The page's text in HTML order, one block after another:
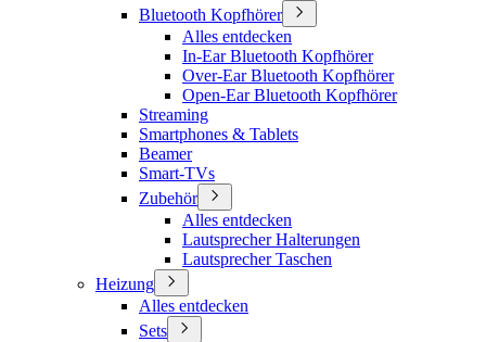
Bluetooth Kopfhörer
Alles entdecken
In-Ear Bluetooth Kopfhörer
Over-Ear Bluetooth Kopfhörer
Open-Ear Bluetooth Kopfhörer
Streaming
Smartphones & Tablets
Beamer
Smart-TVs
Zubehör
Alles entdecken
Lautsprecher Halterungen
Lautsprecher Taschen
Heizung
Alles entdecken
Sets